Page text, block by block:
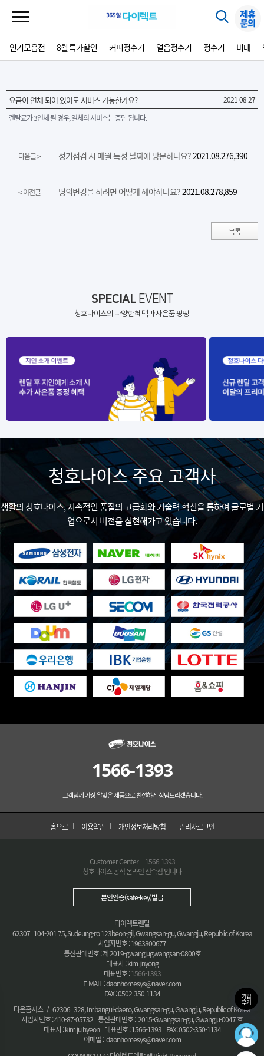
인기모음전 8월 특가할인 커피정수기 얼음정수기 정수기 비데
요금이 연체 되어 있어도 서비스 가능한가요?
2021-08-27
렌탈료가 3연체 될 경우, 일체의 서비스는 중단 됩니다.
다음글 > 정기점검 시 매월 특정 날짜에 방문하나요?2021.08.276,390
< 이전글 명의변경을 하려면 어떻게 해야하나요?2021.08.278,859
목록
SPECIALEVENT
청호나이스의 다양한 혜택과 사은품 팡팡!
청호나이스 주요 고객사
생활의 청호나이스, 지속적인 품질의 고급화와 기술력 혁신을 통하여 글로벌 기
업으로서 비전을 실현해가고 있습니다.
1566-1393
고객님께 가장 알맞은 제품으로 친절하게 상담드리겠습니다.
홈으로 이용약관 개인정보처리방침 관리자로그인
Customer Center
1566-1393
청호나이스 공식 온라인 전속점 입니다
본인인증(safe-key)발급
다이렉트렌탈
62307 104-201 75, Sudeung-ro 123beon-gil, Gwangsan-gu, Gwangju, Republic of Korea
사업자번호 : 1963800677
통신판매번호 : 제 2019-gwangjugwangsan-0800호
대표자 : kim jinyong
대표번호 :1566-1393
E-MAIL : daonhomesys@naver.com
FAX : 0502-350-1134
다온홈시스 / 62306 328, Imbangul-daero, Gwangsan-gu, Gwangju, Republic of Korea
사업자번호 : 410-87-05732 통신판매번호 : 2015-Gwangsan-gu, Gwangju-0047 호
대표자 : kim ju hyeon 대표번호 : 1566-1393 FAX: 0502-350-1134
이메일 : daonhomesys@naver.com
가입
후기
365
최적